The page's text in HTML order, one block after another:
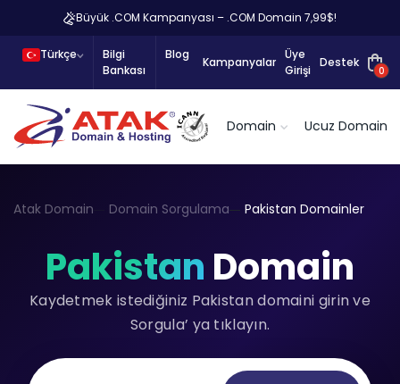
Büyük .COM Kampanyası – .COM Domain 7,99$!
Türkçe
Bilgi
Bankası
Blog
Kampanyalar
Üye
Girişi
Destek
0
Domain Ucuz Domain
Atak Domain Domain Sorgulama Pakistan Domainler
Pakistan Domain
Kaydetmek istediğiniz Pakistan domaini girin ve
Sorgula’ ya tıklayın.